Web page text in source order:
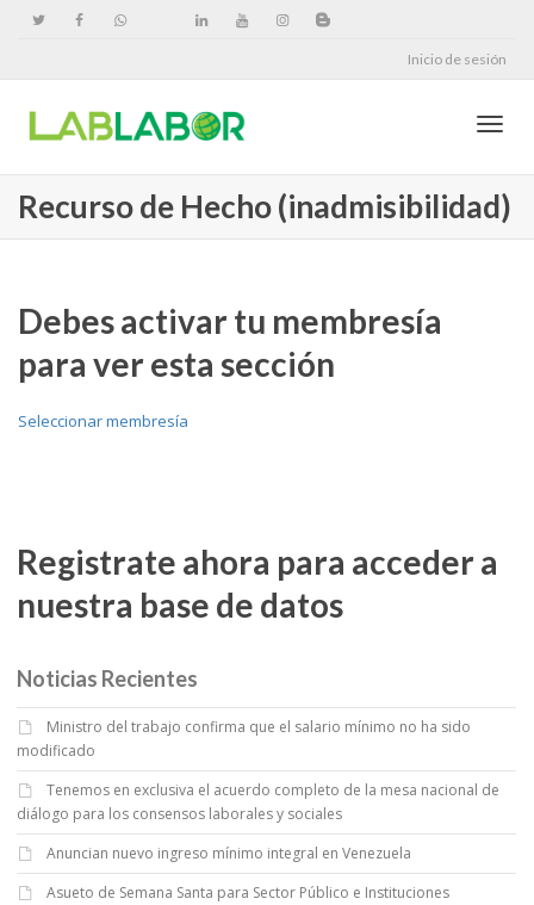
Inicio de sesión
Recurso de Hecho (inadmisibilidad)
Debes activar tu membresía
para ver esta sección
Seleccionar membresía
Registrate ahora para acceder a
nuestra base de datos
Noticias Recientes
Ministro del trabajo confirma que el salario mínimo no ha sido
modificado
Tenemos en exclusiva el acuerdo completo de la mesa nacional de
diálogo para los consensos laborales y sociales
Anuncian nuevo ingreso mínimo integral en Venezuela
Asueto de Semana Santa para Sector Público e Instituciones